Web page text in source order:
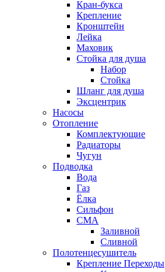
Кран-букса
Крепление
Кронштейн
Лейка
Маховик
Стойка для душа
Набор
Стойка
Шланг для душа
Эксцентрик
Насосы
Отопление
Комплектующие
Радиаторы
Чугун
Подводка
Вода
Газ
Ёлка
Сильфон
СМА
Заливной
Сливной
Полотенцесушитель
Крепление Переходы